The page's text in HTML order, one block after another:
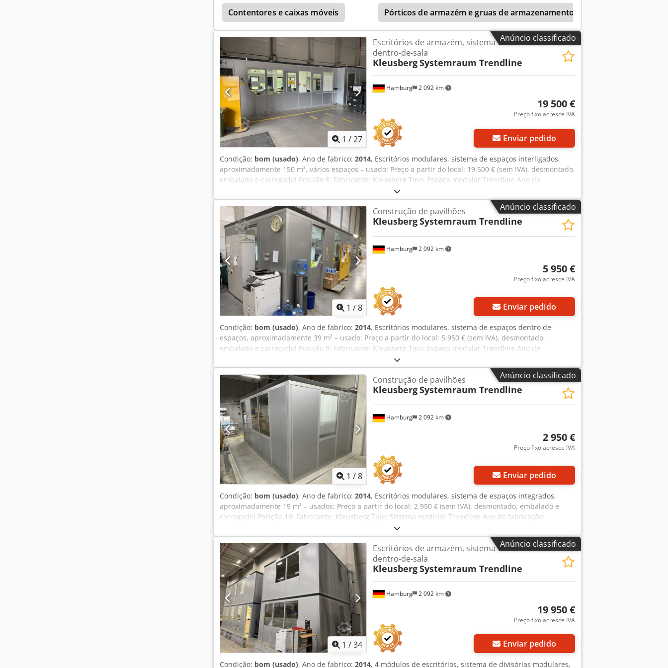
2,96 m 1 porta Todos os escritórios são fechados em 3 lados e, portanto, estão encostados a uma das
paredes do pavilhão. Cjdpfezqzzbox Aaxerf Inclui iluminação, etc., quando disponível. Sem piso. Venda
sem mobiliário, etc. Estado: bom Disponível: a partir de aproximadamente o 4.º trimestre de 2026
Contentores e caixas móveis
Pórticos de armazém e gruas de armazenamento
Anúncio classificado
1 /27
Hamburg 2 092 km
Escritórios de armazém, sistema sala-
dentro-de-sala
KleusbergSystemraum Trendline
19 500 €
Preço fixo acresce IVA
Enviar pedido
Condição: bom (usado), Ano de fabrico: 2014, Escritórios modulares, sistema de espaços interligados,
aproximadamente 150 m², vários espaços – usado: Preço a partir do local: 19.500 € (sem IVA), desmontado,
embalado e carregado! Posição 8: Fabricante: Kleusberg Tipo: Espaço modular Trendline Ano de
fabricação: desconhecido, provavelmente 2014 Telhado acessível, com capacidade máxima de carga de
100 kg Largura do módulo: aproximadamente 1,03 m Comprimento: aproximadamente 21,40 m Largura:
aproximadamente 7,60 m ou 8,10 m (6-7 módulos) Altura: aproximadamente 2,96 m Várias portas Todos
os escritórios são fechados em três lados e, portanto, um dos lados está encostado à parede do pavilhão.
Inclui iluminação, etc., conforme disponível. Crjdozqzyqjpfx Aaxof Sem piso. Venda sem móveis, etc.
Estado: bom Disponível: a partir do 4.º trimestre de 2026 Localização: Hamburgo
Anúncio classificado
1 /8
Hamburg 2 092 km
Construção de pavilhões
KleusbergSystemraum Trendline
5 950 €
Preço fixo acresce IVA
Enviar pedido
Condição: bom (usado), Ano de fabrico: 2014, Escritórios modulares, sistema de espaços dentro de
espaços, aproximadamente 39 m² – usado: Preço a partir do local: 5.950 € (sem IVA), desmontado,
embalado e carregado! Posição 9: Fabricante: Kleusberg Tipo: Espaço modular Trendline Ano de
fabricação: desconhecido, provavelmente 2014 Telhado acessível, com capacidade máxima de carga de
100 kg Largura do módulo: aproximadamente 1,03 m Comprimento: aproximadamente 9,30 m (9 módulos)
Profundidade: aproximadamente 4,25 m (4 módulos) Altura: aproximadamente 2,96 m 1 porta
Cedpfxjzqzxte Aaxsrf Todos os escritórios são fechados em três lados e, portanto, um dos lados está
encostado na parede do armazém Inclui iluminação, etc., se disponível Sem piso Venda sem móveis, etc.
Estado: bom Disponível: a partir de aproximadamente o 4.º trimestre de 2026 Localização: Hamburgo
Anúncio classificado
1 /8
Hamburg 2 092 km
Construção de pavilhões
KleusbergSystemraum Trendline
2 950 €
Preço fixo acresce IVA
Enviar pedido
Condição: bom (usado), Ano de fabrico: 2014, Escritórios modulares, sistema de espaços integrados,
aproximadamente 19 m² – usados: Preço a partir do local: 2.950 € (sem IVA), desmontado, embalado e
carregado! Posição 10: Fabricante: Kleusberg Tipo: Sistema modular Trendline Ano de fabricação:
desconhecido, provavelmente 2014 Telhado acessível, com capacidade máxima de carga de 100 kg
Largura do módulo: aproximadamente 1,03 m Comprimento: aproximadamente 5,24 m (5 módulos)
Profundidade: aproximadamente 3,64 m (3 módulos e 1 estreito) Altura: aproximadamente 2,96 m 1 porta
Todos os escritórios são fechados em três lados e, portanto, estão encostados em uma parede do galpão
Inclui iluminação, etc., se disponível Sem piso Venda sem mobiliário, etc. Estado: bom Disponível: a partir
de aproximadamente o 4.º trimestre de 2026 Localização: Hamburgo Codpfjzqzw Aex Aaxerf
Anúncio classificado
1 /34
Hamburg 2 092 km
Escritórios de armazém, sistema sala-
dentro-de-sala
KleusbergSystemraum Trendline
19 950 €
Preço fixo acresce IVA
Enviar pedido
Condição: bom (usado), Ano de fabrico: 2014, 4 módulos de escritórios, sistema de divisórias modulares,